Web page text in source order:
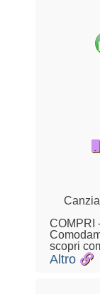
COMPRI
scopri
Altro